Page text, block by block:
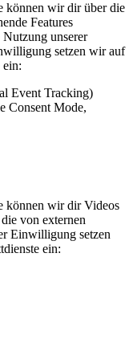
können wir dir über die
Features
unserer
setzen wir auf
ein:
Event Tracking)
Consent Mode,
können wir dir Videos
von externen
Einwilligung setzen
ein: